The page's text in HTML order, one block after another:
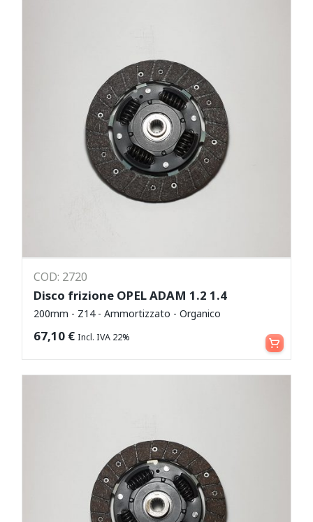
COD: 2720
Disco frizione OPEL ADAM 1.2 1.4
200mm - Z14 - Ammortizzato - Organico
67,10 € Incl. IVA 22% Aggiungi al carrello